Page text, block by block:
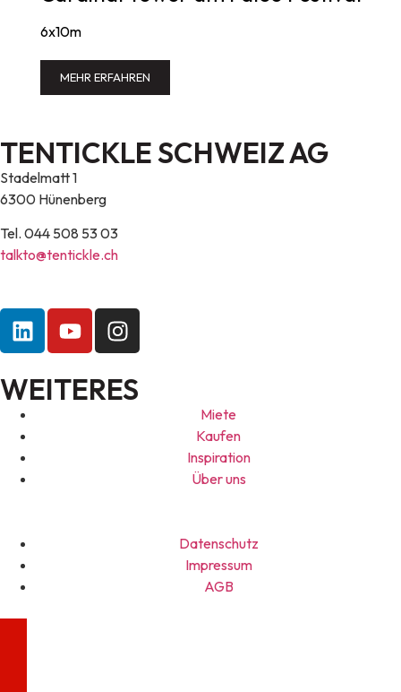
6x10m
MEHR ERFAHREN
TENTICKLE SCHWEIZ AG
Stadelmatt 1
6300 Hünenberg
Tel. 044 508 53 03
talkto@tentickle.ch
WEITERES
Miete
Kaufen
Inspiration
Über uns
Datenschutz
Impressum
AGB